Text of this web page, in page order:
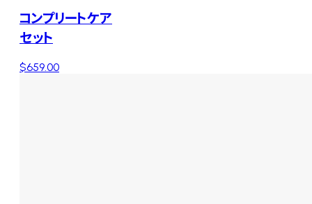
コンプリートケア
セット
$659.00